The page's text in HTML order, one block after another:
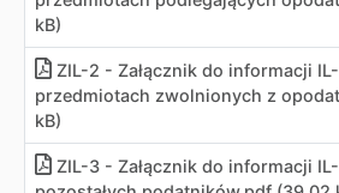
kB)
ZIL-2 - Załącznik do informacji
przedmiotach zwolnionych z
kB)
ZIL-3 - Załącznik do informacji